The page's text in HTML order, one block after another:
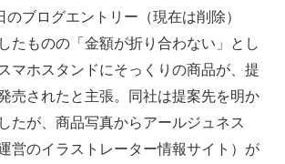
専門サイト
専門サイト
メディア
ブログエントリー（現在は削除）
たものの「金額が折り合わない」とし
マホスタンドにそっくりの商品が、提
売されたと主張。同社は提案先を明か
たが、商品写真からアールジュネス
営のイラストレーター情報サイト）が